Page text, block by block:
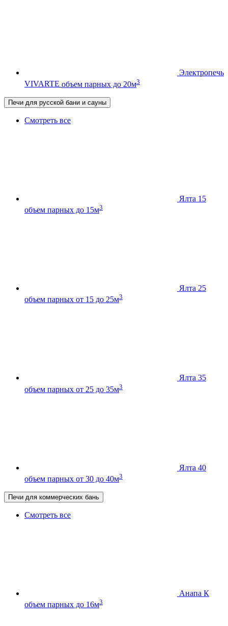
Электропечь
VIVARTE объем парных до 20м3
Печи для русской бани и сауны
Смотреть все
Ялта 15
объем парных до 15м3
Ялта 25
объем парных от 15 до 25м3
Ялта 35
объем парных от 25 до 35м3
Ялта 40
объем парных от 30 до 40м3
Печи для коммерческих бань
Смотреть все
Анапа К
объем парных до 16м3